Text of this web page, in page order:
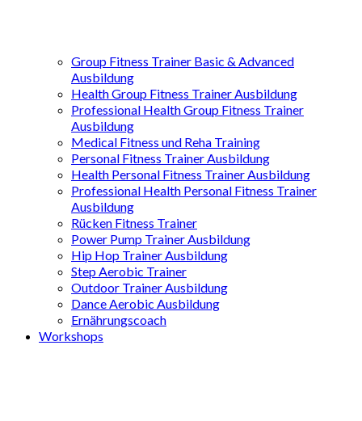
Group Fitness Trainer Basic & Advanced
Ausbildung
Health Group Fitness Trainer Ausbildung
Professional Health Group Fitness Trainer
Ausbildung
Medical Fitness und Reha Training
Personal Fitness Trainer Ausbildung
Health Personal Fitness Trainer Ausbildung
Professional Health Personal Fitness Trainer
Ausbildung
Rücken Fitness Trainer
Power Pump Trainer Ausbildung
Hip Hop Trainer Ausbildung
Step Aerobic Trainer
Outdoor Trainer Ausbildung
Dance Aerobic Ausbildung
Ernährungscoach
Workshops